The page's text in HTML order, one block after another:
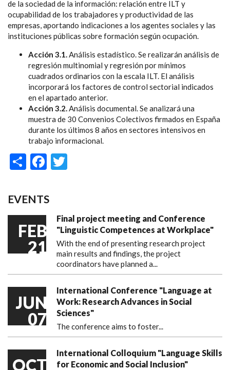
de la sociedad de la información: relación entre ILT y
ocupabilidad de los trabajadores y productividad de las
empresas, aportando indicaciones a los agentes sociales y las
instituciones públicas sobre formación según ocupación.
Acción 3.1.Análisis estadístico. Se realizarán análisis de
regresión multinomial y regresión por mínimos
cuadrados ordinarios con la escala ILT. El análisis
incorporará los factores de control sectorial indicados
en el apartado anterior.
Acción 3.2.Análisis documental. Se analizará una
muestra de 30 Convenios Colectivos firmados en España
durante los últimos 8 años en sectores intensivos en
trabajo informacional.
ShareFacebook
EVENTS
FEB
21
Final project meeting and Conference
"Linguistic Competences at Workplace"
With the end of presenting research project
main results and findings, the project
coordinators have planned a...
JUN
07
International Conference "Language at
Work: Research Advances in Social
Sciences"
The conference aims to foster...
OCT
International Colloquium "Language Skills
for Economic and Social Inclusion"